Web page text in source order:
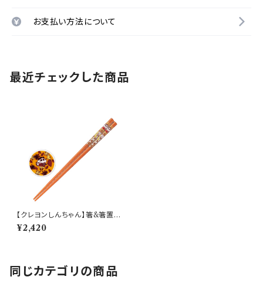
お支払い方法について
最近チェックした商品
【クレヨンしんちゃん】箸&箸置き
セット(秋)【CS10】CS13-402
¥2,420
同じカテゴリの商品